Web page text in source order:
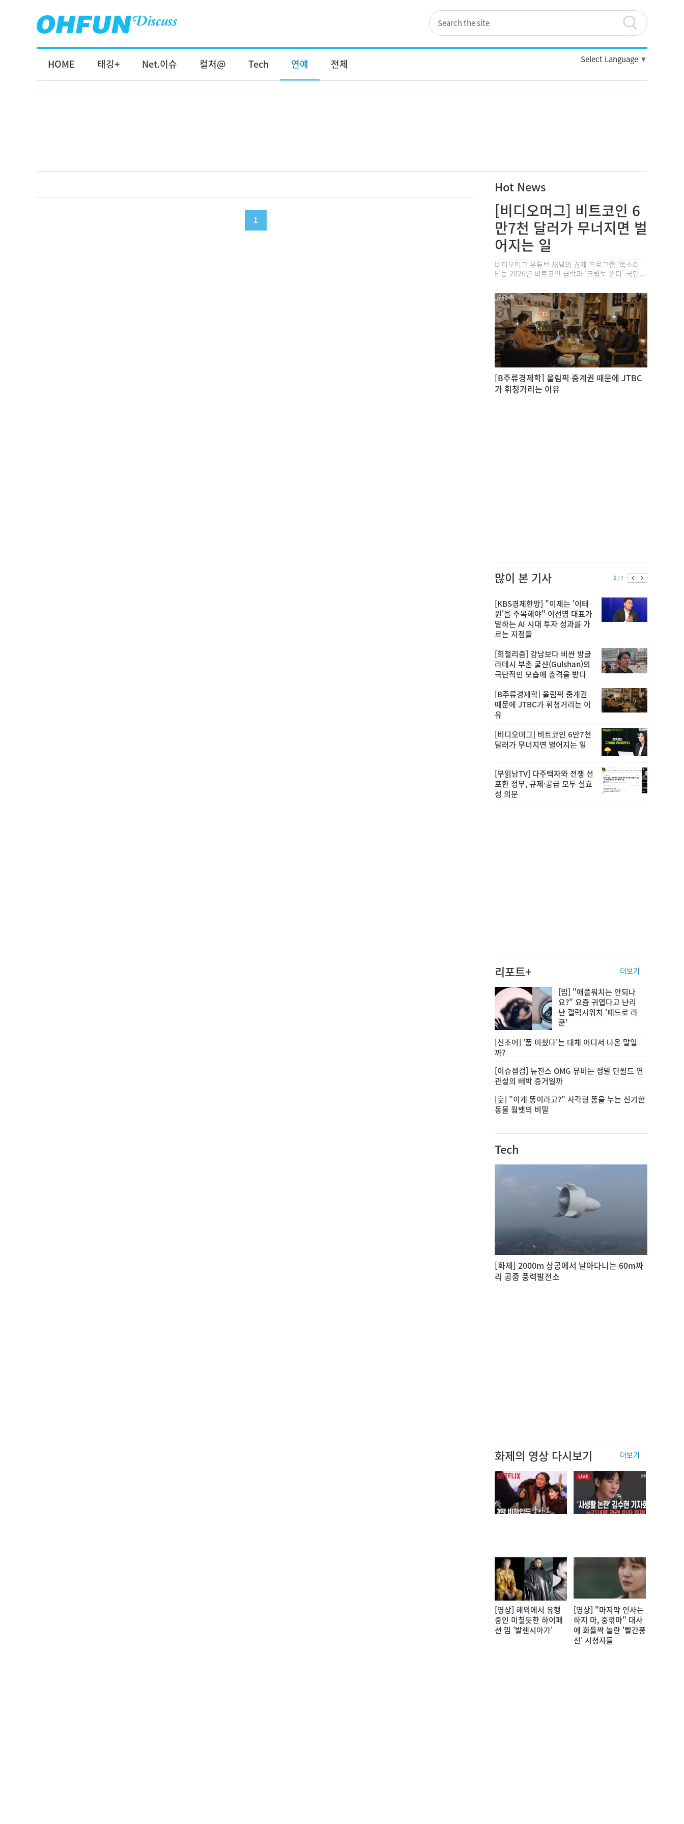
HOME 태깅+ Net.이슈 컬처@ Tech 연예 전체 Select Language ▼
1
Hot News
[비디오머그] 비트코인 6
만7천 달러가 무너지면 벌
어지는 일
비디오머그 유튜브 채널의 경제 프로그램 ‘똑소리
E’는 2026년 비트코인 급락과 ‘크립토 윈터’ 국면...
[B주류경제학] 올림픽 중계권 때문에 JTBC
가 휘청거리는 이유
많이 본 기사 1/ 2
[KBS경제한방] "이제는 '이태
원'을 주목해야" 이선엽 대표가
말하는 AI 시대 투자 성과를 가
르는 지점들
[희철리즘] 강남보다 비싼 방글
라데시 부촌 굴샨(Gulshan)의
극단적인 모습에 충격을 받다
[B주류경제학] 올림픽 중계권
때문에 JTBC가 휘청거리는 이
유
[비디오머그] 비트코인 6만7천
달러가 무너지면 벌어지는 일
[부읽남TV] 다주택자와 전쟁 선
포한 정부, 규제·공급 모두 실효
성 의문
리포트+ 더보기
[밈] "애플워치는 안되나
요?" 요즘 귀엽다고 난리
난 갤럭시워치 '페드로 라
쿤'
[신조어] '폼 미쳤다'는 대체 어디서 나온 말일
까?
[이슈점검] 뉴진스 OMG 뮤비는 정말 단월드 연
관설의 빼박 증거일까
[훗] "이게 똥이라고?" 사각형 똥을 누는 신기한
동물 웜뱃의 비밀
Tech
[화제] 2000m 상공에서 날아다니는 60m짜
리 공중 풍력발전소
화제의 영상 다시보기 더보기
[영상] 해외에서 유행
중인 미칠듯한 하이패
션 밈 '발렌시아가'
[영상] "마지막 인사는
하지 마, 중꺾마" 대사
에 화들짝 놀란 '빨간풍
선' 시청자들